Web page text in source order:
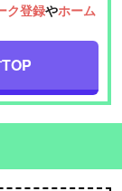
ク登録やホーム